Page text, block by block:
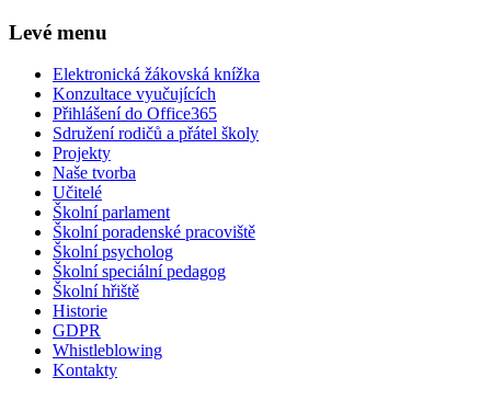
Levé menu
Elektronická žákovská knížka
Konzultace vyučujících
Přihlášení do Office365
Sdružení rodičů a přátel školy
Projekty
Naše tvorba
Učitelé
Školní parlament
Školní poradenské pracoviště
Školní psycholog
Školní speciální pedagog
Školní hřiště
Historie
GDPR
Whistleblowing
Kontakty